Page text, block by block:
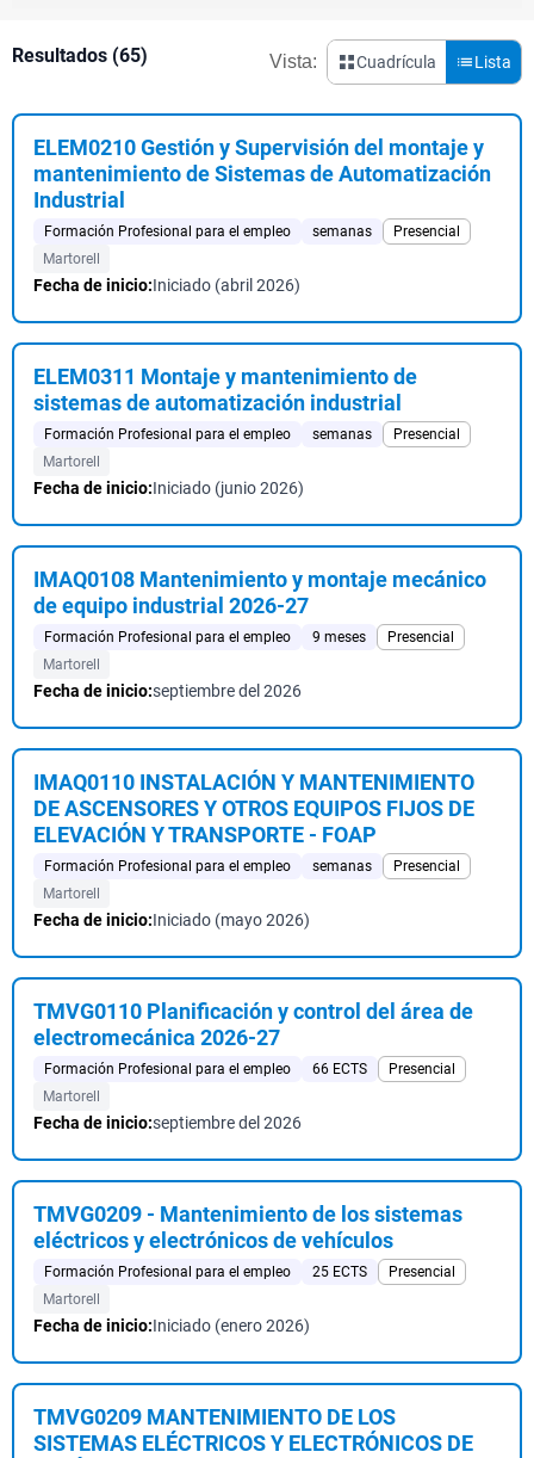
Resultados (65) Vista: Cuadrícula Lista
ELEM0210 Gestión y Supervisión del montaje y
mantenimiento de Sistemas de Automatización
Industrial
Formación Profesional para el empleo semanas
Presencial
Martorell
Fecha de inicio:Iniciado (abril 2026)
ELEM0311 Montaje y mantenimiento de
sistemas de automatización industrial
Formación Profesional para el empleo semanas
Presencial
Martorell
Fecha de inicio:Iniciado (junio 2026)
IMAQ0108 Mantenimiento y montaje mecánico
de equipo industrial 2026-27
Formación Profesional para el empleo 9 meses
Presencial
Martorell
Fecha de inicio:septiembre del 2026
IMAQ0110 INSTALACIÓN Y MANTENIMIENTO
DE ASCENSORES Y OTROS EQUIPOS FIJOS DE
ELEVACIÓN Y TRANSPORTE - FOAP
Formación Profesional para el empleo semanas
Presencial
Martorell
Fecha de inicio:Iniciado (mayo 2026)
TMVG0110 Planificación y control del área de
electromecánica 2026-27
Formación Profesional para el empleo 66 ECTS
Presencial
Martorell
Fecha de inicio:septiembre del 2026
TMVG0209 - Mantenimiento de los sistemas
eléctricos y electrónicos de vehículos
Formación Profesional para el empleo 25 ECTS
Presencial
Martorell
Fecha de inicio:Iniciado (enero 2026)
TMVG0209 MANTENIMIENTO DE LOS
SISTEMAS ELÉCTRICOS Y ELECTRÓNICOS DE